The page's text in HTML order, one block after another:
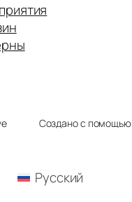
Создано с помощью
Русский